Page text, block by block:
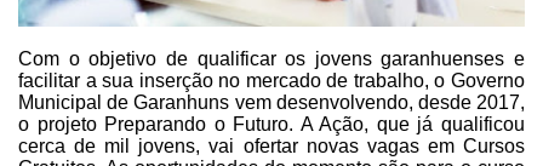
Com o objetivo de qualificar os jovens garanhuenses e
facilitar a sua inserção no mercado de trabalho, o Governo
Municipal de Garanhuns vemdesenvolvendo, desde 2017,
o projeto Preparando o Futuro. A Ação, que já qualificou
cerca de mil jovens, vai ofertar novas vagas em Cursos